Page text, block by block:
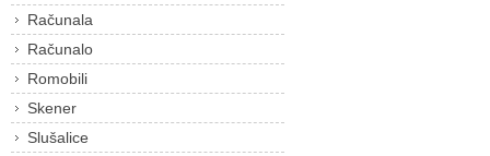
Računala
Računalo
Romobili
Skener
Slušalice